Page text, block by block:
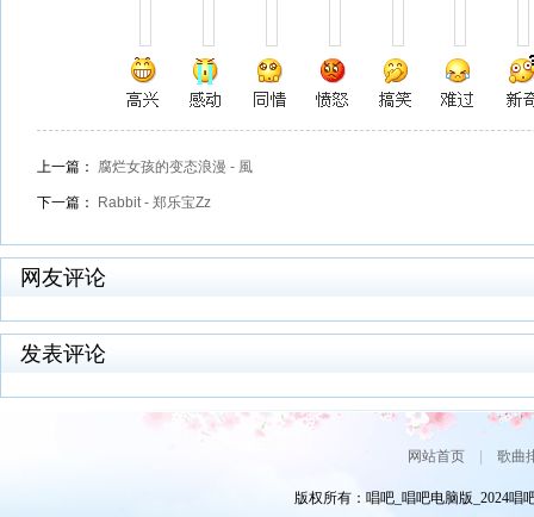
上一篇： 腐烂女孩的变态浪漫 - 風
下一篇： Rabbit - 郑乐宝Zz
网友评论
发表评论
网站首页| 歌曲
版权所有：唱吧_唱吧电脑版_2024唱